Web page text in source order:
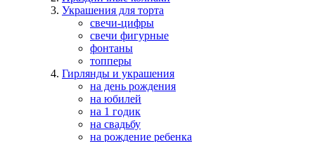
Украшения для торта
свечи-цифры
свечи фигурные
фонтаны
топперы
Гирлянды и украшения
на день рождения
на юбилей
на 1 годик
на свадьбу
на рождение ребенка